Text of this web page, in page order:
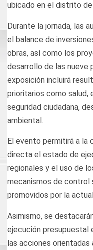
ubicado en el distrito de
Durante la jornada, las
el balance de
obras, así como los
desarrollo de las nueve
exposición incluirá
prioritarios como salud,
seguridad ciudadana,
ambiental.
El evento permitirá a la
directa el estado de
regionales y el uso de
mecanismos de control
promovidos por la
Asimismo, se
ejecución presupuestal
las acciones